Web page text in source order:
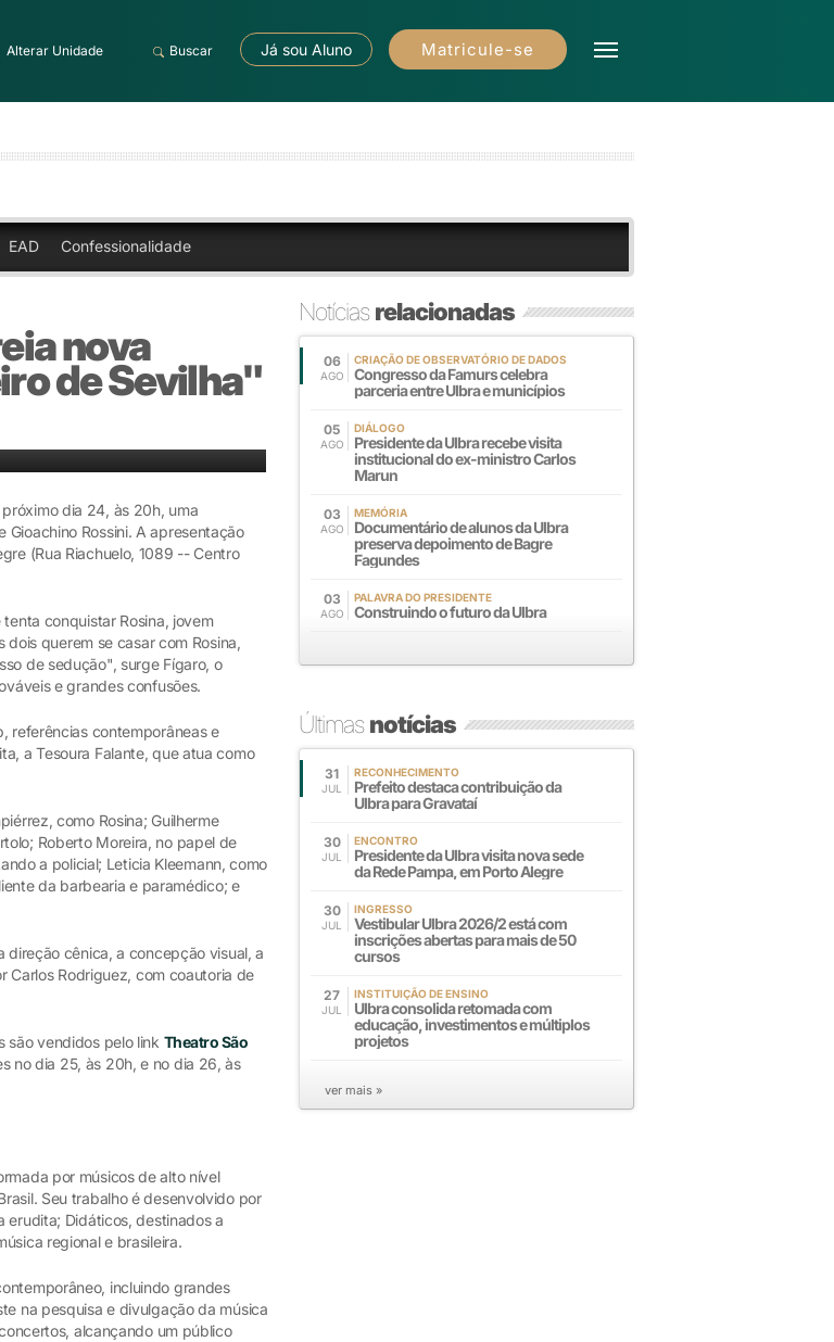
Alterar Unidade Buscar Já sou Aluno Matricule-se
EAD Confessionalidade
nova
de Sevilha"
dia 24, às 20h, uma
Rossini. A apresentação
(Rua Riachuelo, 1089 -- Centro
conquistar Rosina, jovem
querem se casar com Rosina,
de sedução", surge Fígaro, o
e grandes confusões.
referências contemporâneas e
a Tesoura Falante, que atua como
como Rosina; Guilherme
Roberto Moreira, no papel de
a policial; Leticia Kleemann, como
da barbearia e paramédico; e
direção cênica, a concepção visual, a
Carlos Rodriguez, com coautoria de
são vendidos pelo link Theatro São
no dia 25, às 20h, e no dia 26, às
por músicos de alto nível
Seu trabalho é desenvolvido por
erudita; Didáticos, destinados a
regional e brasileira.
incluindo grandes
na pesquisa e divulgação da música
alcançando um público
Notíciasrelacionadas
06
AGO
CRIAÇÃO DE OBSERVATÓRIO DE DADOS
Congresso da Famurs celebra
parceria entre Ulbra e municípios
05
AGO
DIÁLOGO
Presidente da Ulbra recebe visita
institucional do ex-ministro Carlos
Marun
03
AGO
MEMÓRIA
Documentário de alunos da Ulbra
preserva depoimento de Bagre
Fagundes
03
AGO
PALAVRA DO PRESIDENTE
Construindo o futuro da Ulbra
Últimasnotícias
31
JUL
RECONHECIMENTO
Prefeito destaca contribuição da
Ulbra para Gravataí
30
JUL
ENCONTRO
Presidente da Ulbra visita nova sede
da Rede Pampa, em Porto Alegre
30
JUL
INGRESSO
Vestibular Ulbra 2026/2 está com
inscrições abertas para mais de 50
cursos
27
JUL
INSTITUIÇÃO DE ENSINO
Ulbra consolida retomada com
educação, investimentos e múltiplos
projetos
ver mais »